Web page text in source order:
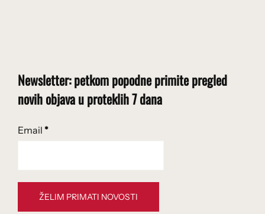
Newsletter: petkom popodne primite pregled
novih objava u proteklih 7 dana
Email *